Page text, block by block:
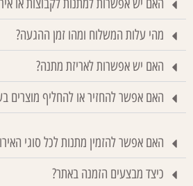
האם יש אפשרות למתנות לקבוצות או
מהי עלות המשלוח ומהו זמן ההגעה?
האם יש אפשרות לאריזת מתנה?
האם אפשר להחזיר או להחליף מוצרים
האם אפשר להזמין מתנות לכל סוגי
כיצד מבצעים הזמנה באתר?